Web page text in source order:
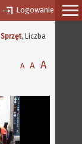
Logowanie
Sprzęt, Liczba
A A A